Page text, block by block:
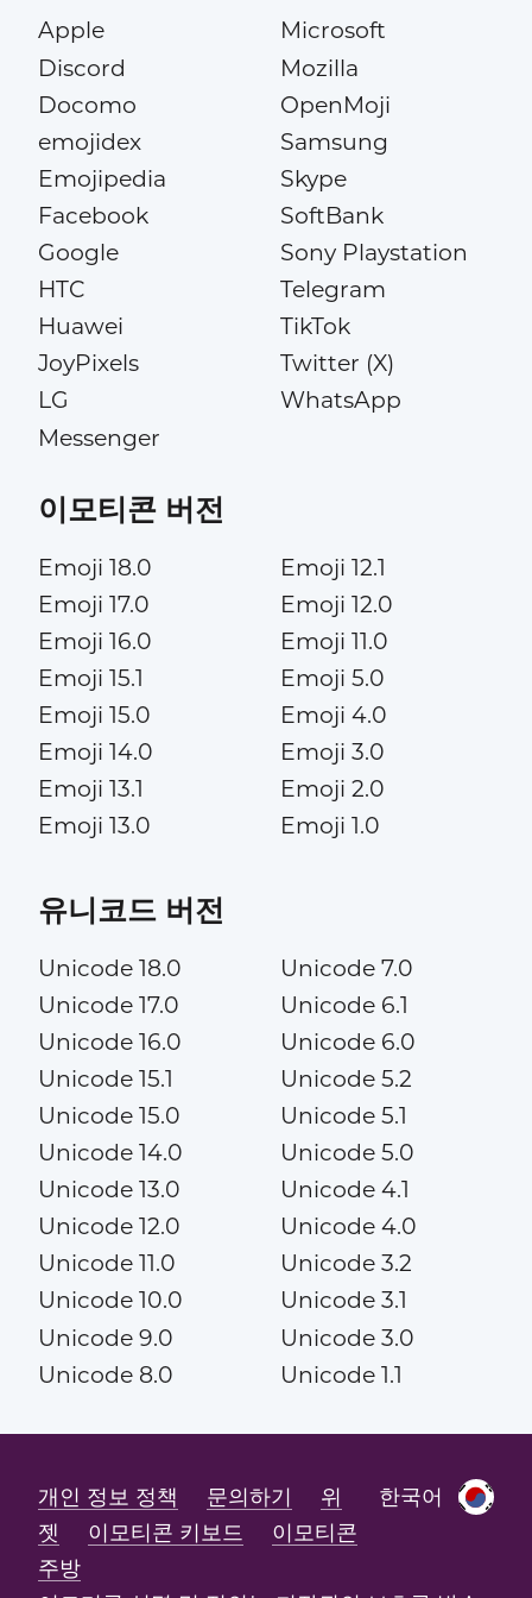
Apple
Discord
Docomo
emojidex
Emojipedia
Facebook
Google
HTC
Huawei
JoyPixels
LG
Messenger
Microsoft
Mozilla
OpenMoji
Samsung
Skype
SoftBank
Sony Playstation
Telegram
TikTok
Twitter (X)
WhatsApp
이모티콘 버전
Emoji 18.0
Emoji 17.0
Emoji 16.0
Emoji 15.1
Emoji 15.0
Emoji 14.0
Emoji 13.1
Emoji 13.0
Emoji 12.1
Emoji 12.0
Emoji 11.0
Emoji 5.0
Emoji 4.0
Emoji 3.0
Emoji 2.0
Emoji 1.0
유니코드 버전
Unicode 18.0
Unicode 17.0
Unicode 16.0
Unicode 15.1
Unicode 15.0
Unicode 14.0
Unicode 13.0
Unicode 12.0
Unicode 11.0
Unicode 10.0
Unicode 9.0
Unicode 8.0
Unicode 7.0
Unicode 6.1
Unicode 6.0
Unicode 5.2
Unicode 5.1
Unicode 5.0
Unicode 4.1
Unicode 4.0
Unicode 3.2
Unicode 3.1
Unicode 3.0
Unicode 1.1
한국어
개인 정보 정책 문의하기
위
젯
이모티콘 키보드
이모티콘
주방